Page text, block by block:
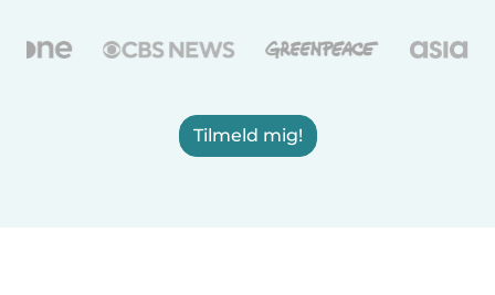
Tilmeld mig!